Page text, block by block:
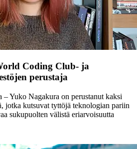
Coding Club- ja
perustaja
– Yuko Nagakura on perustanut kaksi
jotka kutsuvat tyttöjä teknologian pariin
sukupuolten välistä eriarvoisuutta